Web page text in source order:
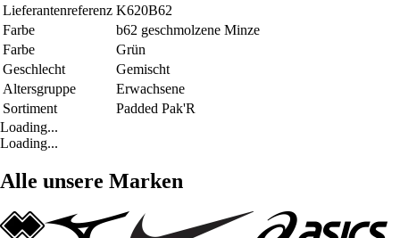
Lieferantenreferenz K620B62
Farbe
b62 geschmolzene Minze
Farbe
Grün
Geschlecht
Gemischt
Altersgruppe
Erwachsene
Sortiment
Padded Pak'R
Loading...
Loading...
Alle unsere Marken